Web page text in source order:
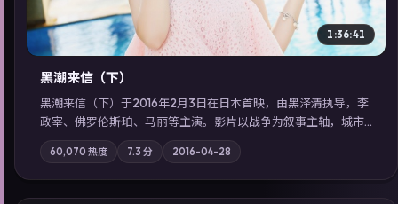
1:36:41
黑潮来信（下）
黑潮来信（下）于2016年2月3日在日本首映，由黑泽清执导，李
政宰、佛罗伦斯·珀、马丽等主演。影片以战争为叙事主轴，城市
霓虹背后，有人用规则改写命运；摄影与配乐强化地域气质；站
内亦可通过「国产免费观看高清电视剧在线看」延展检索同类型
高分佳作，畅享高清在线追剧体验。
60,070 热度 7.3 分 2016-04-28